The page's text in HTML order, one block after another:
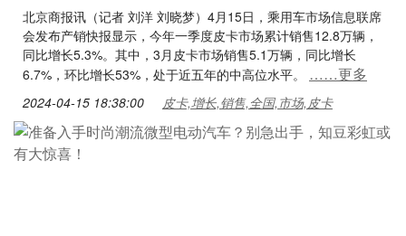
北京商报讯（记者 刘洋 刘晓梦）4月15日，乘用车市场信息联席
会发布产销快报显示，今年一季度皮卡市场累计销售12.8万辆，
同比增长5.3%。其中，3月皮卡市场销售5.1万辆，同比增长
6.7%，环比增长53%，处于近五年的中高位水平。 ……更多
2024-04-15 18:38:00 皮卡,增长,销售,全国,市场,皮卡